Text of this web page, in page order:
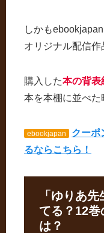
しかも
オリジナル配信作
購入した本の背表
本を本棚に並べた
ebookjapan
クーポ
るならこちら！
「ゆりあ
てる？12
は？